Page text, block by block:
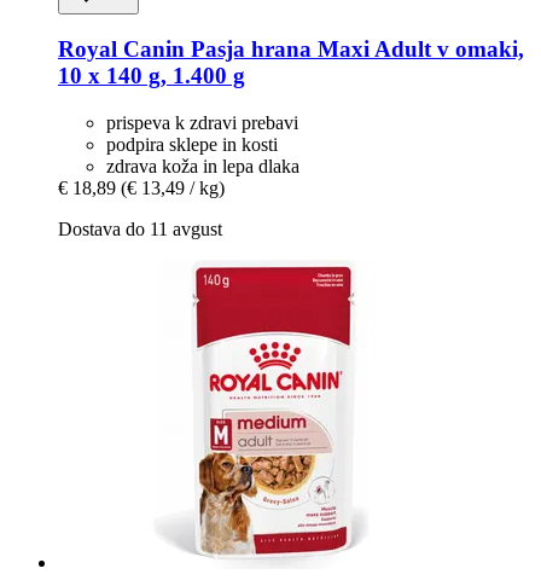
Royal Canin Pasja hrana Maxi Adult v omaki,
10 x 140 g, 1.400 g
prispeva k zdravi prebavi
podpira sklepe in kosti
zdrava koža in lepa dlaka
€ 18,89 (€ 13,49 / kg)
Dostava do 11 avgust